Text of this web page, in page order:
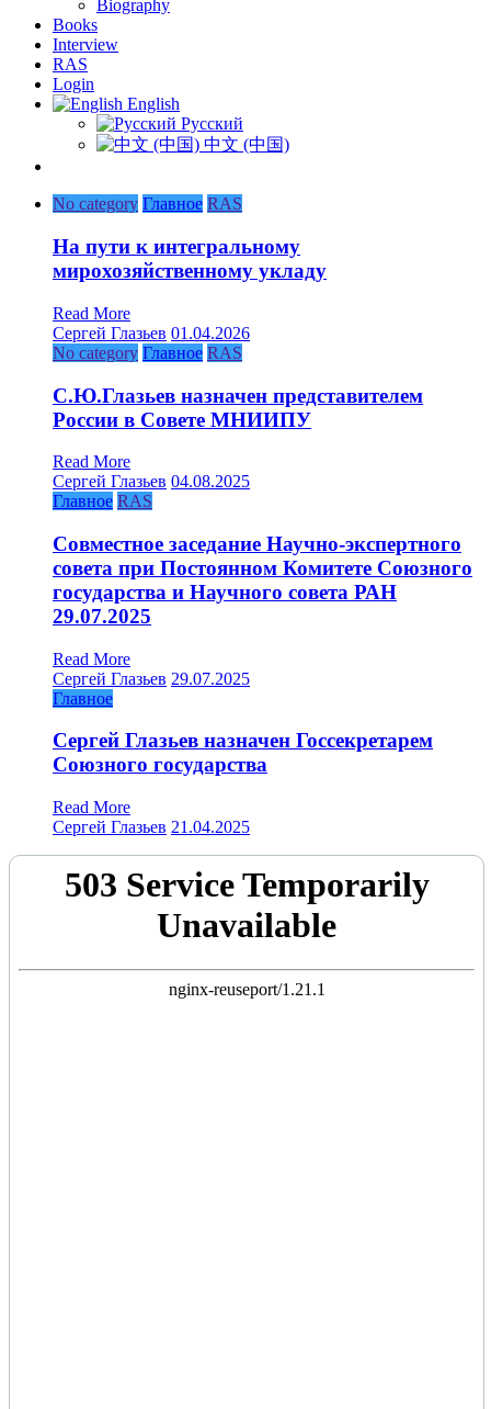
Biography
Books
Interview
RAS
Login
English
Русский
中文 (中国)
No category Главное RAS
На пути к интегральному
мирохозяйственному укладу
Read More
Сергей Глазьев 01.04.2026
No category Главное RAS
С.Ю.Глазьев назначен представителем
России в Совете МНИИПУ
Read More
Сергей Глазьев 04.08.2025
Главное RAS
Совместное заседание Научно-экспертного
совета при Постоянном Комитете Союзного
государства и Научного совета РАН
29.07.2025
Read More
Сергей Глазьев 29.07.2025
Главное
Сергей Глазьев назначен Госсекретарем
Союзного государства
Read More
Сергей Глазьев 21.04.2025